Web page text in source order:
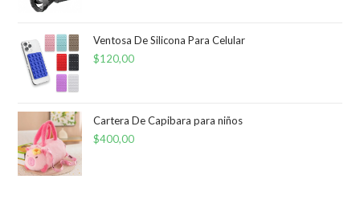
Ventosa De Silicona Para Celular
$120,00
Cartera De Capibara para niños
$400,00